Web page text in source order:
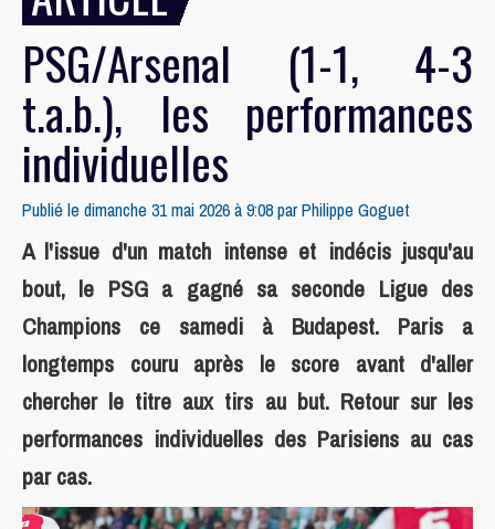
PSG/Arsenal (1-1, 4-3
t.a.b.), les performances
individuelles
Publié le dimanche 31 mai 2026 à 9:08 parPhilippe Goguet
A l'issue d'un match intense et indécis jusqu'au
bout, le PSG a gagné sa seconde Ligue des
Champions ce samedi à Budapest. Paris a
longtemps couru après le score avant d'aller
chercher le titre aux tirs au but. Retour sur les
performances individuelles des Parisiens au cas
par cas.